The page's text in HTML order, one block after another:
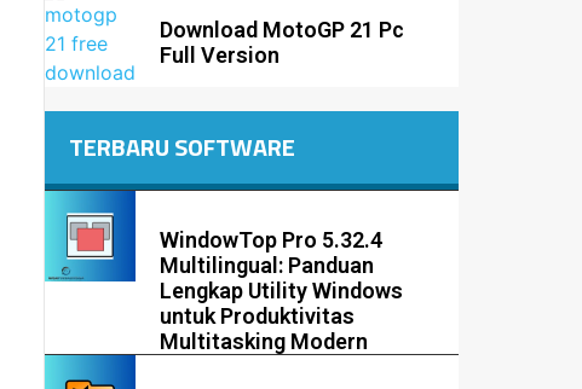
Download MotoGP 21 Pc
Full Version
TERBARU SOFTWARE
WindowTop Pro 5.32.4
Multilingual: Panduan
Lengkap Utility Windows
untuk Produktivitas
Multitasking Modern